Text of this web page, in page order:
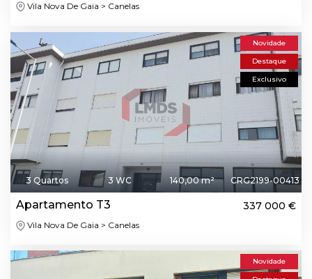
Vila Nova De Gaia > Canelas
Novidade
Destaque
Exclusivo
3 Quartos 3 WC 140,00 m² CRG2199-00413
Apartamento T3 337 000 €
Vila Nova De Gaia > Canelas
Novidade